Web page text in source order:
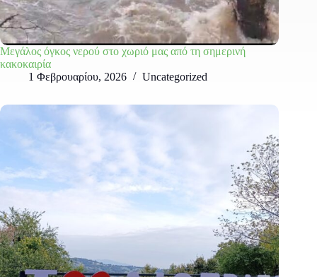
Μεγάλος όγκος νερού στο χωριό μας από τη σημερινή
κακοκαιρία
1 Φεβρουαρίου, 2026
Uncategorized